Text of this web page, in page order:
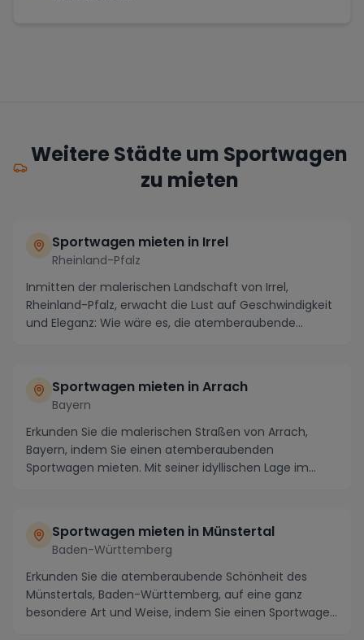
Weitere Städte um Sportwagen
zu mieten
Sportwagen mieten in Irrel
Rheinland-Pfalz
Inmitten der malerischen Landschaft von Irrel,
Rheinland-Pfalz, erwacht die Lust auf Geschwindigkeit
und Eleganz: Wie wäre es, die atemberaubende
Sportwagen mieten in Arrach
Bayern
Erkunden Sie die malerischen Straßen von Arrach,
Bayern, indem Sie einen atemberaubenden
Sportwagen mieten. Mit seiner idyllischen Lage im
Sportwagen mieten in Münstertal
Baden-Württemberg
Erkunden Sie die atemberaubende Schönheit des
Münstertals, Baden-Württemberg, auf eine ganz
besondere Art und Weise, indem Sie einen Sportwagen